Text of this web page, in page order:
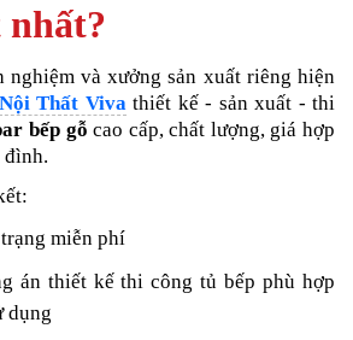
và xưởng sản xuất riêng hiện
Nội Thất Vivathiết kế - sản xuất - thi
bếp gỗcao cấp, chất lượng, giá hợp
đình.
miễn phí
án thiết kế thi công tủ bếp phù hợp
dụng